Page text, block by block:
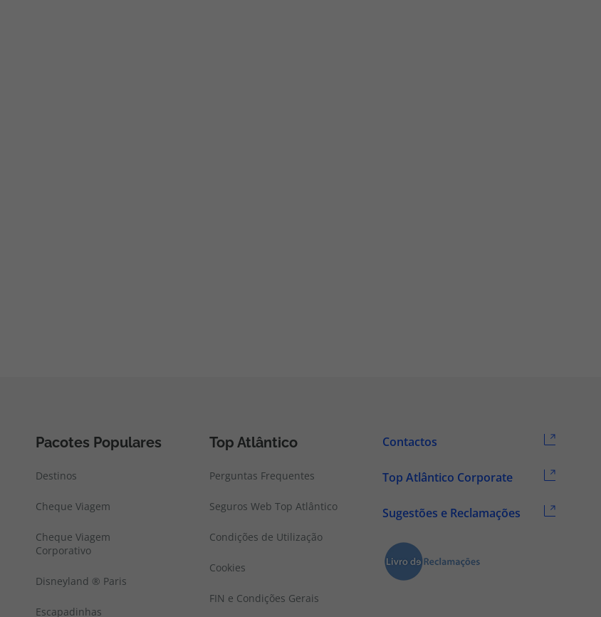
Pacotes Populares
Destinos
Cheque Viagem
Cheque Viagem
Corporativo
Disneyland ® Paris
Escapadinhas
Top Atlântico
Perguntas Frequentes
Seguros Web Top Atlântico
Condições de Utilização
Cookies
FIN e Condições Gerais
Contactos
Top Atlântico Corporate
Sugestões e Reclamações